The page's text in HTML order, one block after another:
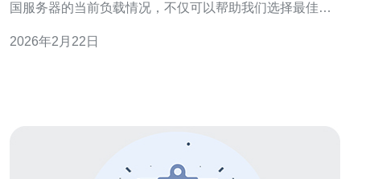
国服务器的当前负载情况，不仅可以帮助我们选择最佳的
探讨这一主题，帮助网站管理员和企业主更好地进行网站
2026年2月22日